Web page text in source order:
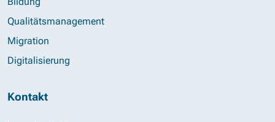
Qualitätsmanagement
Migration
Digitalisierung
Kontakt